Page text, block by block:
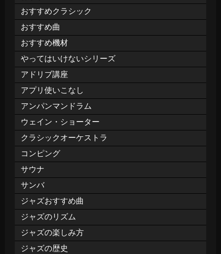
おすすめクラシック
おすすめ曲
おすすめ機材
やってはいけないシリーズ
アドリブ講座
アプリ使いこなし
アンパンマンドラム
ウェイン・ショーター
クラシックオーケストラ
コンピング
サウナ
サンバ
ジャズおすすめ曲
ジャズのリズム
ジャズの楽しみ方
ジャズの歴史